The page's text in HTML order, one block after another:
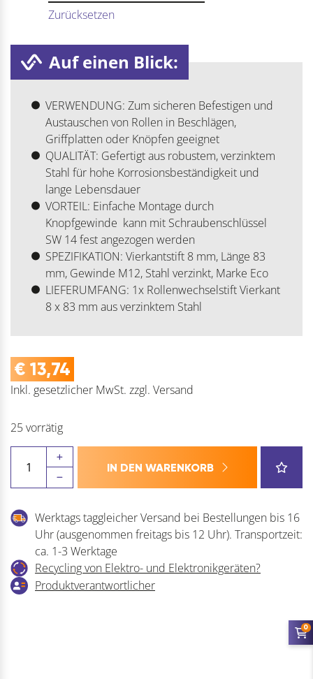
Zurücksetzen
Auf einen Blick:
VERWENDUNG: Zum sicheren Befestigen und
Austauschen von Rollen in Beschlägen,
Griffplatten oder Knöpfen geeignet
QUALITÄT: Gefertigt aus robustem, verzinktem
Stahl für hohe Korrosionsbeständigkeit und
lange Lebensdauer
VORTEIL: Einfache Montage durch
Knopfgewinde  kann mit Schraubenschlüssel
SW 14 fest angezogen werden
SPEZIFIKATION: Vierkantstift 8 mm, Länge 83
mm, Gewinde M12, Stahl verzinkt, Marke Eco
LIEFERUMFANG: 1x Rollenwechselstift Vierkant
8 x 83 mm aus verzinktem Stahl
€ 13,74
Inkl. gesetzlicher MwSt. zzgl. Versand
25 vorrätig
Rollenwechselstift
Menge
IN DEN WARENKORB
Werktags taggleicher Versand bei Bestellungen bis 16
Uhr (ausgenommen freitags bis 12 Uhr). Transportzeit:
ca. 1-3 Werktage
Recycling von Elektro- und Elektronikgeräten?
Produktverantwortlicher
0